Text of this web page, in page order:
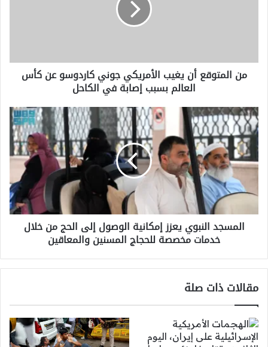
كأس
العالم
في
الكاحل
من المتوقع أن يغيب الأمريكي جوني كاردوسو عن كأس
العالم بسبب إصابة في الكاحل
المسجد
النبوي
يعزز
إمكانية
الوصول
الحج
من
خلال
خدمات
مخصصة
المسنين
المسجد النبوي يعزز إمكانية الوصول إلى الحج من خلال
خدمات مخصصة للحجاج المسنين والمعاقين
مقالات ذات صلة